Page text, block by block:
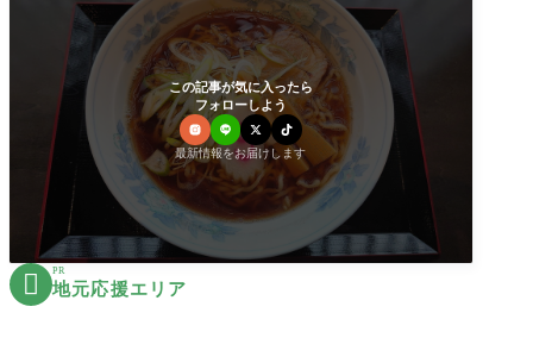
この記事が気に入ったら
フォローしよう
最新情報をお届けします
 PR
地元応援エリア